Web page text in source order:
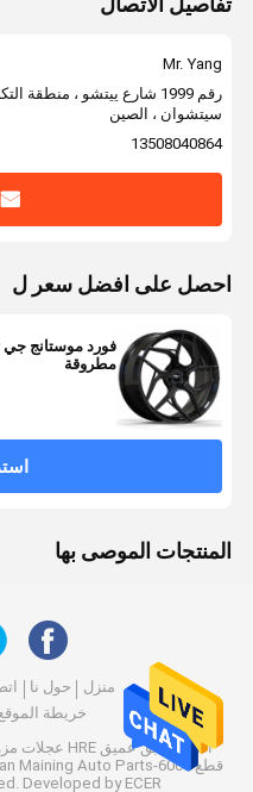
تفاصيل الاتصال
Mr. Yang
رقم 1999 شارع ييتشو ، منطقة
سيتشوان ، الصين
13508040864
احصل على افضل سعر ل
فورد موستانج
مطروقة
المنتجات الموصى بها
منزل حول نا
خريطة
قطع 6061-T6
Maining Auto Parts
Developed by ECER